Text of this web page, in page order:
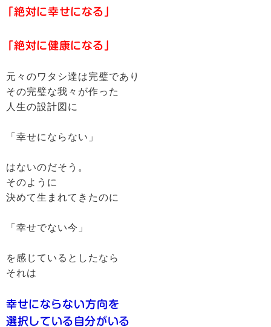
「絶対に幸せになる」
「絶対に健康になる」
元々のワタシ達は完璧であり
その完璧な我々が作った
人生の設計図に
「幸せにならない」
はないのだそう。
そのように
決めて生まれてきたのに
「幸せでない今」
を感じているとしたなら
それは
幸せにならない方向を
選択している自分がいる